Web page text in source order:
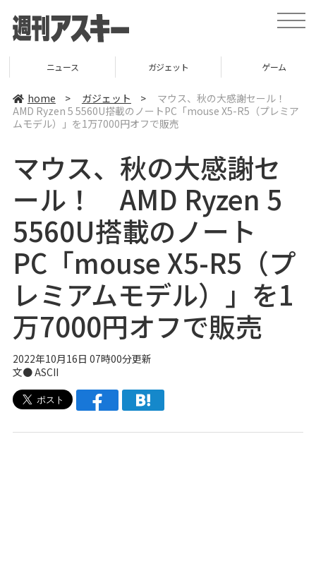
t
o
i
ニュース ガジェット ゲーム
home > ガジェット >
マウス、秋の大感謝セール！
AMD Ryzen 5 5560U搭載のノートPC「mouse X5-R5（プレミア
ムモデル）」を1万7000円オフで販売
マウス、秋の大感謝セ
ール！ AMD Ryzen 5
5560U搭載のノート
PC「mouse X5-R5（プ
レミアムモデル）」を1
万7000円オフで販売
2022年10月16日 07時00分更新
文● ASCII